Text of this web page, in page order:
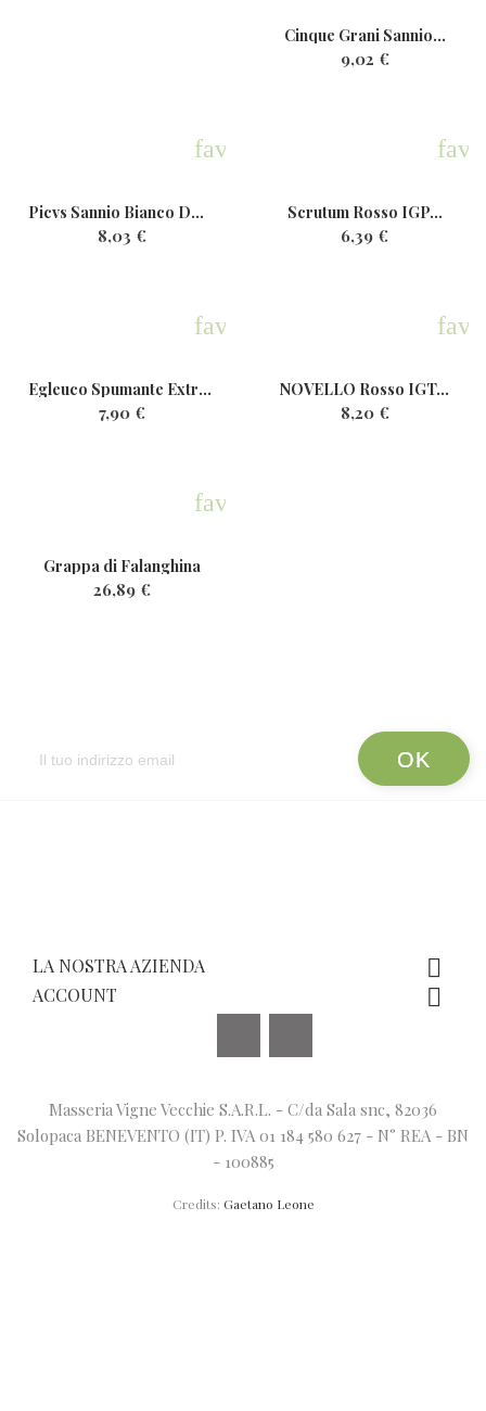
Cinque Grani Sannio...
9,02 €
favorite
Picvs Sannio Bianco DOP Bio...
8,03 €
Scrutum Rosso IGP...
6,39 €
favorite
Egleuco Spumante ExtraDry...
7,90 €
NOVELLO Rosso IGT...
8,20 €
favorite
Grappa di Falanghina
26,89 €
LA NOSTRA AZIENDA 
ACCOUNT 
Masseria Vigne Vecchie S.A.R.L. - C/da Sala snc, 82036
Solopaca BENEVENTO (IT) P. IVA 01 184 580 627 - N° REA - BN
- 100885
Credits: Gaetano Leone